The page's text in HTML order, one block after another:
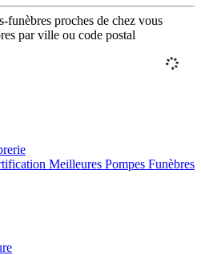
funèbres proches de chez vous
par ville ou code postal
Meilleures Pompes Funèbres